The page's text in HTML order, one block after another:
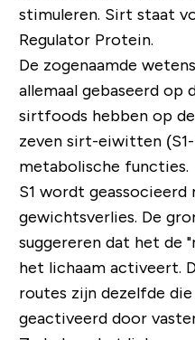
stimuleren. Sirt staat
Regulator Protein.
De zogenaamde
allemaal gebaseerd op
sirtfoods hebben op
zeven sirt-eiwitten
metabolische functies.
S1 wordt
gewichtsverlies. De
suggereren dat het de
het lichaam activeert.
routes zijn dezelfde
geactiveerd door